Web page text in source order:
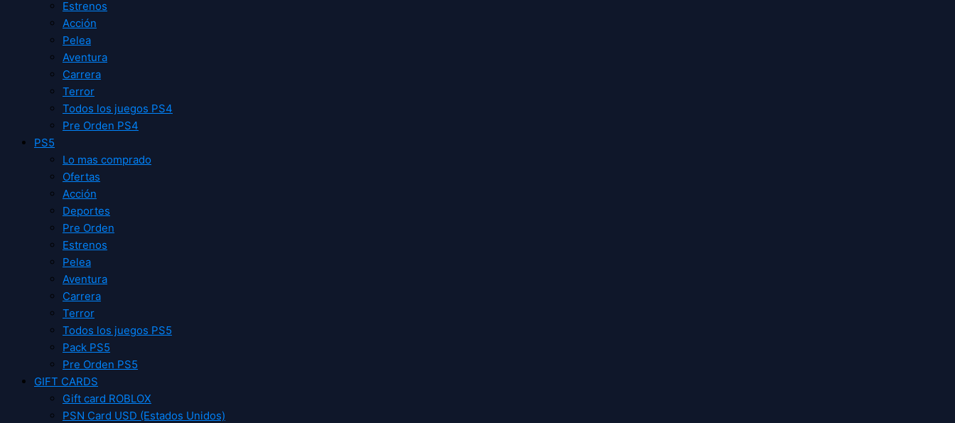
Estrenos
Acción
Pelea
Aventura
Carrera
Terror
Todos los juegos PS4
Pre Orden PS4
PS5
Lo mas comprado
Ofertas
Acción
Deportes
Pre Orden
Estrenos
Pelea
Aventura
Carrera
Terror
Todos los juegos PS5
Pack PS5
Pre Orden PS5
GIFT CARDS
Gift card ROBLOX
PSN Card USD (Estados Unidos)